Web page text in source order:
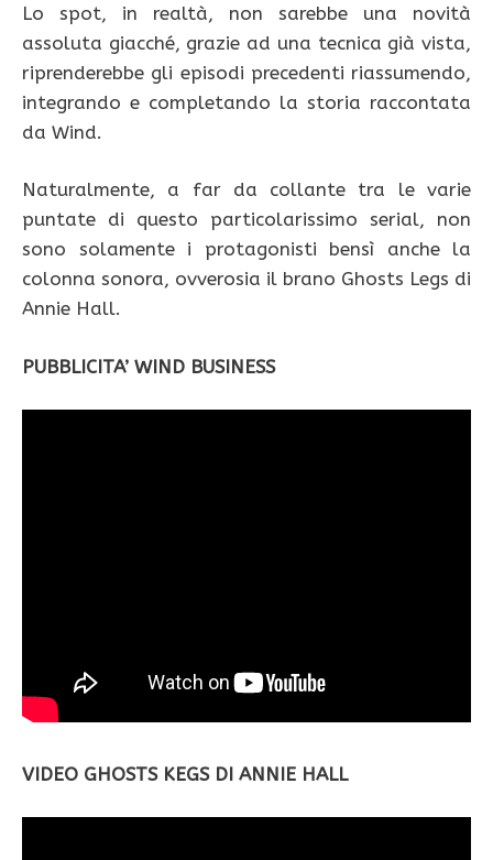
Lo spot, in realtà, non sarebbe una novità
assoluta giacché, grazie ad una tecnica già vista,
riprenderebbe gli episodi precedenti riassumendo,
integrando e completando la storia raccontata
da Wind.
Naturalmente, a far da collante tra le varie
puntate di questo particolarissimo serial, non
sono solamente i protagonisti bensì anche la
colonna sonora, ovverosia il brano Ghosts Legs di
Annie Hall.
PUBBLICITA’ WIND BUSINESS
VIDEO GHOSTS KEGS DI ANNIE HALL